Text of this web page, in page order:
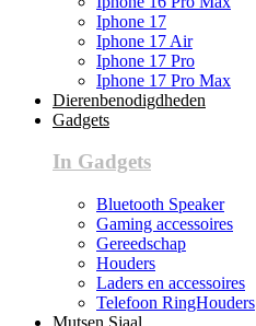
Iphone 17
Iphone 17 Air
Iphone 17 Pro
Iphone 17 Pro Max
Dierenbenodigdheden
Gadgets
In Gadgets
Bluetooth Speaker
Gaming accessoires
Gereedschap
Houders
Laders en accessoires
Telefoon RingHouders
Mutsen Sjaal